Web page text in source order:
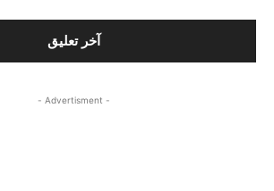
- Advertisment -